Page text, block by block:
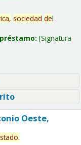
sociedad del
Signatura
Oeste,
.